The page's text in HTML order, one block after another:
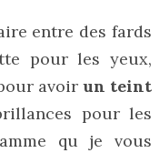
entre des fards
pour les yeux,
avoirun teint
pour les
qu je vous